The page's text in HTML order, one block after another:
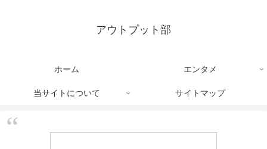
アウトプット部
ホーム エンタメ
当サイトについて サイトマップ